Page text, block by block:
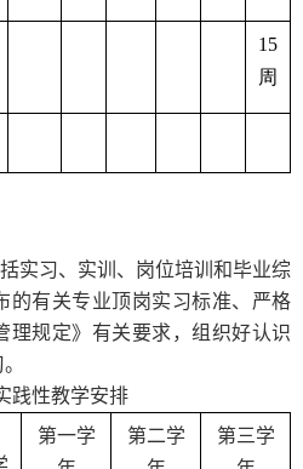
15
周
实习、实训、岗位培训和毕业综
的有关专业顶岗实习标准、严格
理规定》有关要求，组织好认识
践性教学安排
第一学
第二学
第三学